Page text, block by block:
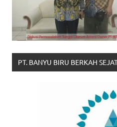
PT. BANYU BIRU BERKAH